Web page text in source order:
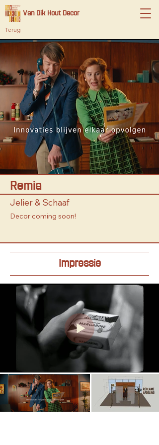
Van Dik Hout Decor
Terug
Remia
Jelier & Schaaf
Decor coming soon!
Impressie